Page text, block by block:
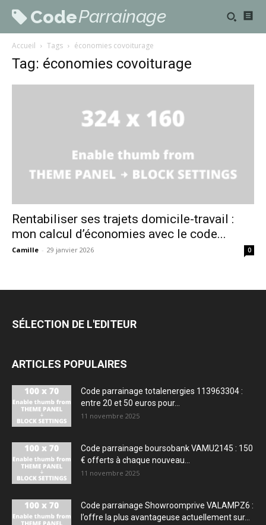
CodeParrainage
Accueil Tags économies covoiturage
Tag: économies covoiturage
Rentabiliser ses trajets domicile-travail :
mon calcul d’économies avec le code...
Camille - 29 janvier 2026 0
SÉLECTION DE L'EDITEUR
ARTICLES POPULAIRES
Code parrainage totalenergies 113963304 :
entre 20 et 50 euros pour...
11 novembre 2025
Code parrainage boursobank VAMU2145 : 150
€ offerts à chaque nouveau...
11 novembre 2025
Code parrainage Showroomprive VALAMPZ6 :
l’offre la plus avantageuse actuellement sur...